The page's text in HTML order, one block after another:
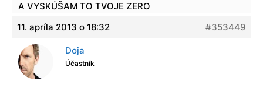
A VYSKÚŠAM TO TVOJE ZERO
11. apríla 2013 o 18:32
#353449
Doja
Účastník